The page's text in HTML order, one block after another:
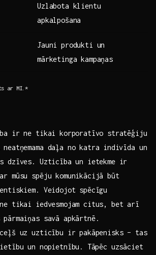
Uzlabota klientu ​
apkalpošana
Jauni produkti un
mārketinga kampaņas
ar MI.*
ir ne tikai korporatīvo stratēģiju
daļa no katra⁤ indivīda un
dzīves. Uzticība un ietekme ir
spēju ‌komunikācijā būt
Veidojot spēcīgu
tikai iedvesmojam citus, bet arī
pārmaiņas savā‍ apkārtnē.
uz uzticību‌ ir pakāpenisks ‍– tas
un nopietnību. ⁢Tāpēc uzsāciet